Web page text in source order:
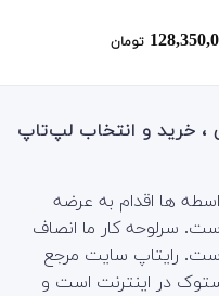
تومان
، خرید و انتخاب لپ‌تاپ
ها اقدام به عرضه
سرلوحه کار ما انصاف
رایتاپ سایت مرجع
در اینترنت است و